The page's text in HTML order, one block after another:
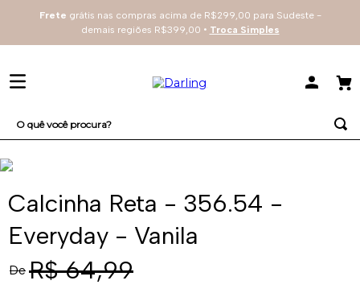
Frete grátis nas compras acima de R$299,00 para Sudeste -
demais regiões R$399,00 • Troca Simples
Calcinha Reta - 356.54 -
Everyday - Vanila
De R$ 64,99
3 arco
4º renda